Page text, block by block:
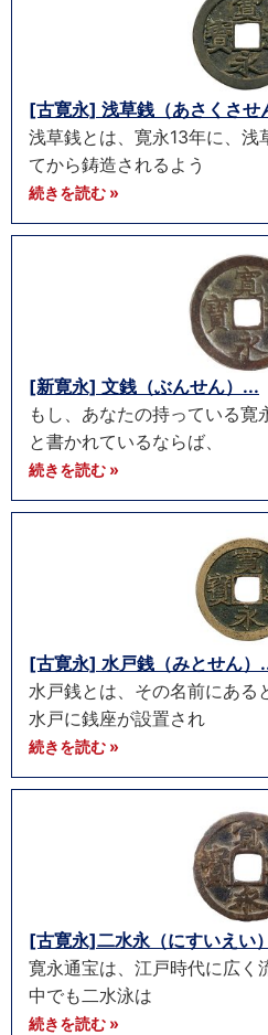
[古寛永] 浅草銭（あさくさせ
浅草銭とは、寛永13年に、浅
てから鋳造されるよう
続きを読む »
[新寛永] 文銭（ぶんせん）...
もし、あなたの持っている寛
と書かれているならば、
続きを読む »
[古寛永] 水戸銭（みとせん）
水戸銭とは、その名前にある
水戸に銭座が設置され
続きを読む »
[古寛永]二水永（にすいえい
寛永通宝は、江戸時代に広く
中でも二水泳は
続きを読む »